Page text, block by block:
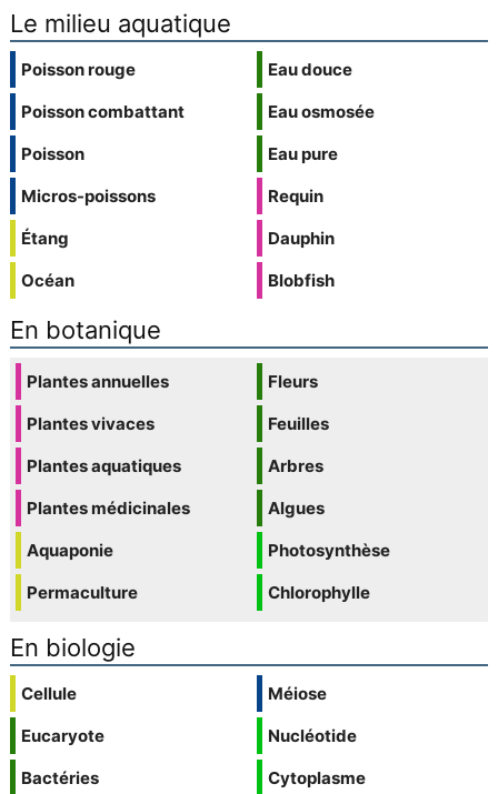
Le milieu aquatique
Poisson rouge
Poisson combattant
Poisson
Micros-poissons
Étang
Océan
Eau douce
Eau osmosée
Eau pure
Requin
Dauphin
Blobfish
En botanique
Plantes annuelles
Plantes vivaces
Plantes aquatiques
Plantes médicinales
Aquaponie
Permaculture
Fleurs
Feuilles
Arbres
Algues
Photosynthèse
Chlorophylle
En biologie
Cellule
Eucaryote
Bactéries
Méiose
Nucléotide
Cytoplasme